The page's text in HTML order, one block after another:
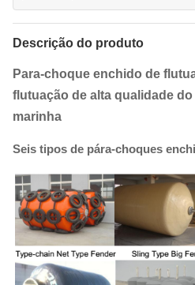
Descrição do produto
Para-choque enchido de
flutuação de alta qualidade
marinha
Seis tipos de pára-choques